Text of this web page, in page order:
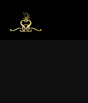
treści